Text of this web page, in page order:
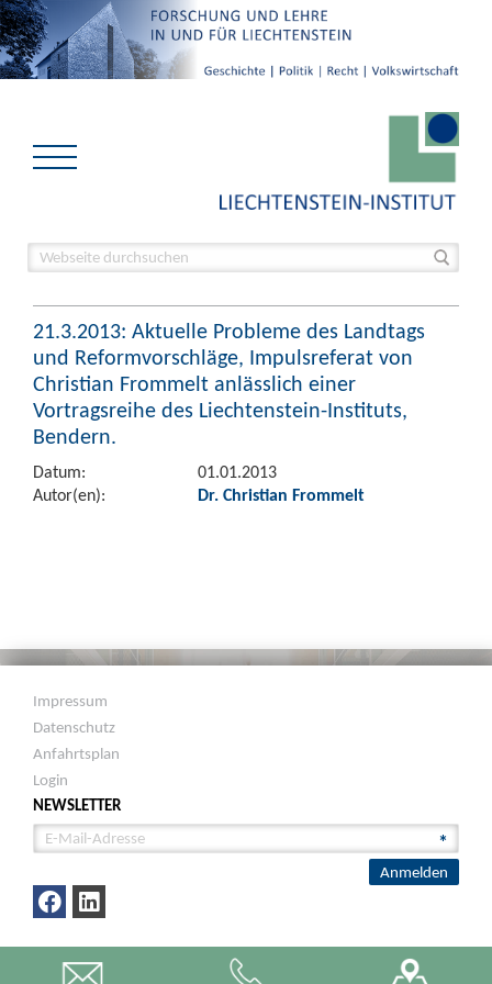
21.3.2013: Aktuelle Probleme des Landtags
und Reformvorschläge, Impulsreferat von
Christian Frommelt anlässlich einer
Vortragsreihe des Liechtenstein-Instituts,
Bendern.
Datum:
01.01.2013
Autor(en):
Dr. Christian Frommelt
Impressum
Datenschutz
Anfahrtsplan
Login
NEWSLETTER